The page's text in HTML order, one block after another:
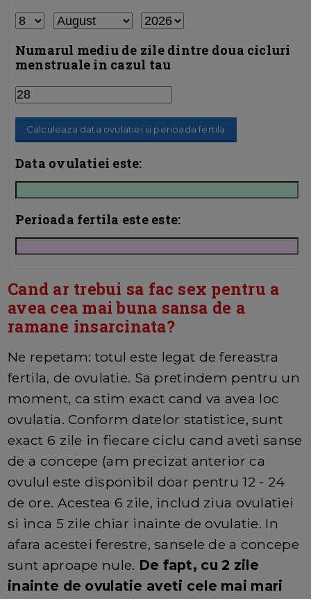
Numarul mediu de zile dintre doua cicluri
menstruale in cazul tau
Calculeaza data ovulatiei si perioada fertila
Data ovulatiei este:
Perioada fertila este este:
Cand ar trebui sa fac sex pentru a
avea cea mai buna sansa de a
ramane insarcinata?
Ne repetam: totul este legat de fereastra
fertila, de ovulatie. Sa pretindem pentru un
moment, ca stim exact cand va avea loc
ovulatia. Conform datelor statistice, sunt
exact 6 zile in fiecare ciclu cand aveti sanse
de a concepe (am precizat anterior ca
ovulul este disponibil doar pentru 12 - 24
de ore. Acestea 6 zile, includ ziua ovulatiei
si inca 5 zile chiar inainte de ovulatie. In
afara acestei ferestre, sansele de a concepe
sunt aproape nule. De fapt, cu 2 zile
inainte de ovulatie aveti cele mai mari